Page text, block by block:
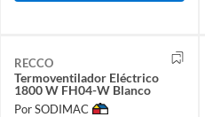
RECCO
Termoventilador Eléctrico
1800 W FH04-W Blanco
Por SODIMAC